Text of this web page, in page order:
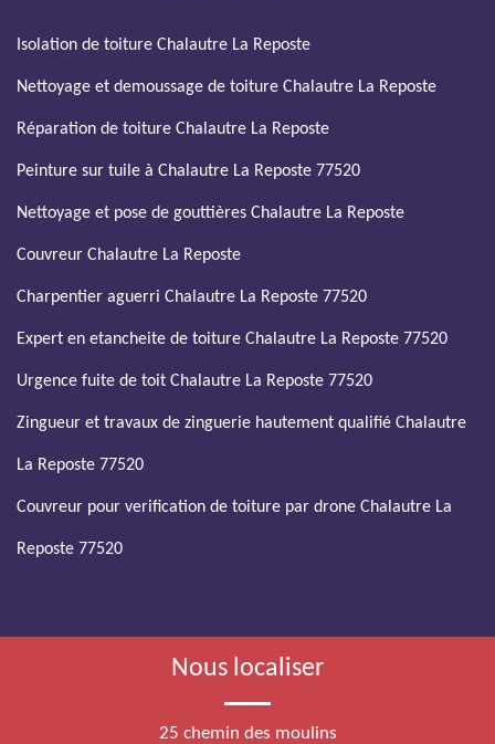
Isolation de toiture Chalautre La Reposte
Nettoyage et demoussage de toiture Chalautre La Reposte
Réparation de toiture Chalautre La Reposte
Peinture sur tuile à Chalautre La Reposte 77520
Nettoyage et pose de gouttières Chalautre La Reposte
Couvreur Chalautre La Reposte
Charpentier aguerri Chalautre La Reposte 77520
Expert en etancheite de toiture Chalautre La Reposte 77520
Urgence fuite de toit Chalautre La Reposte 77520
Zingueur et travaux de zinguerie hautement qualifié Chalautre
La Reposte 77520
Couvreur pour verification de toiture par drone Chalautre La
Reposte 77520
Nous localiser
25 chemin des moulins